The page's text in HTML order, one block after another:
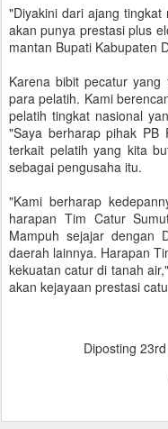
"Diyakini dari ajang
akan punya prestasi plus
mantan Bupati Kabupaten
Karena bibit pecatur
para pelatih. Kami
pelatih tingkat nasional
"Saya berharap pihak PB
terkait pelatih yang kita
sebagai pengusaha itu.
"Kami berharap
harapan Tim Catur
Mampuh sejajar dengan
daerah lainnya. Harapan
kekuatan catur di tanah
akan kejayaan prestasi
Diposting